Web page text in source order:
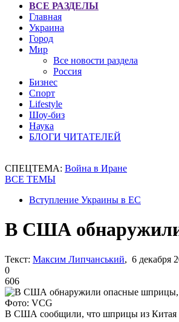
ВСЕ РАЗДЕЛЫ
Главная
Украина
Город
Мир
Все новости раздела
Россия
Бизнес
Спорт
Lifestyle
Шоу-биз
Наука
БЛОГИ ЧИТАТЕЛЕЙ
СПЕЦТЕМА: Война в Иране
ВСЕ ТЕМЫ
Вступление Украины в ЕС
В США обнаружили
Текст: Максим Липчанський, 6 декабря
0
606
Фото: VCG
В США сообщили, что шприцы из Китая